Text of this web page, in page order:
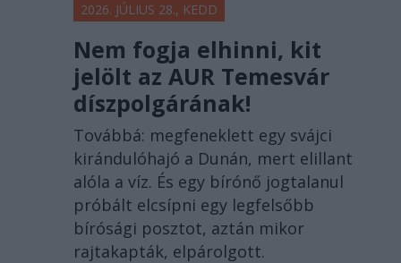
2026. JÚLIUS 28., KEDD
Nem fogja elhinni, kit
jelölt az AUR Temesvár
díszpolgárának!
Továbbá: megfeneklett egy svájci
kirándulóhajó a Dunán, mert elillant
alóla a víz. És egy bírónő jogtalanul
próbált elcsípni egy legfelsőbb
bírósági posztot, aztán mikor
rajtakapták, elpárolgott.